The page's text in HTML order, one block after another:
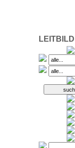
LEITBILD